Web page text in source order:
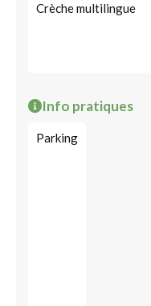
Crèche multilingue
Info pratiques
Parking